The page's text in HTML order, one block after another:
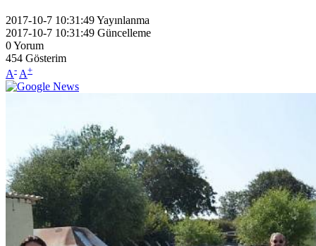
2017-10-7 10:31:49Yayınlanma
2017-10-7 10:31:49 Güncelleme
0Yorum
454 Gösterim
A- A+